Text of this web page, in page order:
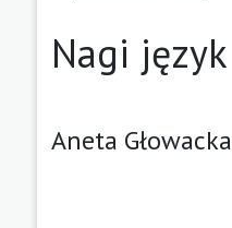
Nagi język
Aneta Głowacka